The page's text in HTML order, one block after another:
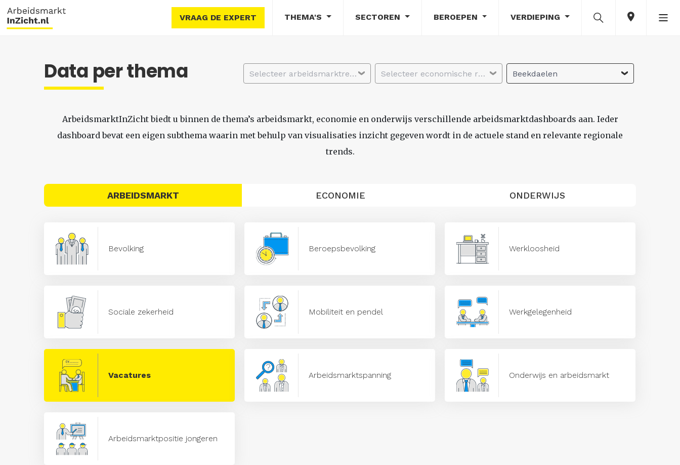
VRAAG DE EXPERT THEMA'S SECTOREN BEROEPEN VERDIEPING
Data per thema Selecteer arbeidsmarktregio Selecteer economische regio Beekdaelen
ArbeidsmarktInZicht biedt u binnen de thema’s arbeidsmarkt, economie en onderwijs verschillende arbeidsmarktdashboards aan. Ieder
dashboard bevat een eigen subthema waarin met behulp van visualisaties inzicht gegeven wordt in de actuele stand en relevante regionale
trends.
ARBEIDSMARKT ECONOMIE ONDERWIJS
Bevolking Beroepsbevolking Werkloosheid
Sociale zekerheid Mobiliteit en pendel Werkgelegenheid
Vacatures Arbeidsmarktspanning Onderwijs en arbeidsmarkt
Arbeidsmarktpositie jongeren